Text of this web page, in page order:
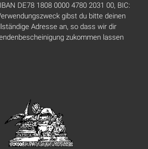
DE78 1808 0000 4780 2031 00, BIC:
gibst du bitte deinen
Adresse an, so dass wir dir
zukommen lassen